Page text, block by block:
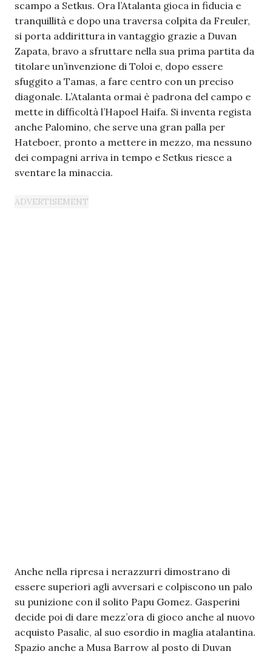
scampo a Setkus. Ora l’Atalanta gioca in fiducia e
tranquillità e dopo una traversa colpita da Freuler,
si porta addirittura in vantaggio grazie a Duvan
Zapata, bravo a sfruttare nella sua prima partita da
titolare un’invenzione di Toloi e, dopo essere
sfuggito a Tamas, a fare centro con un preciso
diagonale. L’Atalanta ormai è padrona del campo e
mette in difficoltà l’Hapoel Haifa. Si inventa regista
anche Palomino, che serve una gran palla per
Hateboer, pronto a mettere in mezzo, ma nessuno
dei compagni arriva in tempo e Setkus riesce a
sventare la minaccia.
Anche nella ripresa i nerazzurri dimostrano di
essere superiori agli avversari e colpiscono un palo
su punizione con il solito Papu Gomez. Gasperini
decide poi di dare mezz’ora di gioco anche al nuovo
acquisto Pasalic, al suo esordio in maglia atalantina.
Spazio anche a Musa Barrow al posto di Duvan